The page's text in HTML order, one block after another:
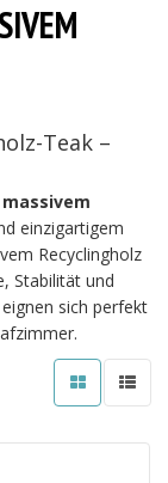
Teak –
einzigartigem
Recyclingholz
Stabilität und
eignen sich perfekt